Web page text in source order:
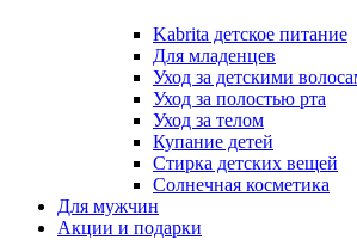
Kabrita детское питание
Для младенцев
Уход за детскими
Уход за полостью рта
Уход за телом
Купание детей
Стирка детских вещей
Солнечная косметика
Для мужчин
Акции и подарки